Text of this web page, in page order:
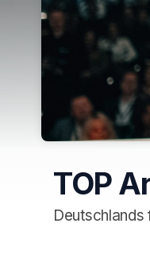
TOP